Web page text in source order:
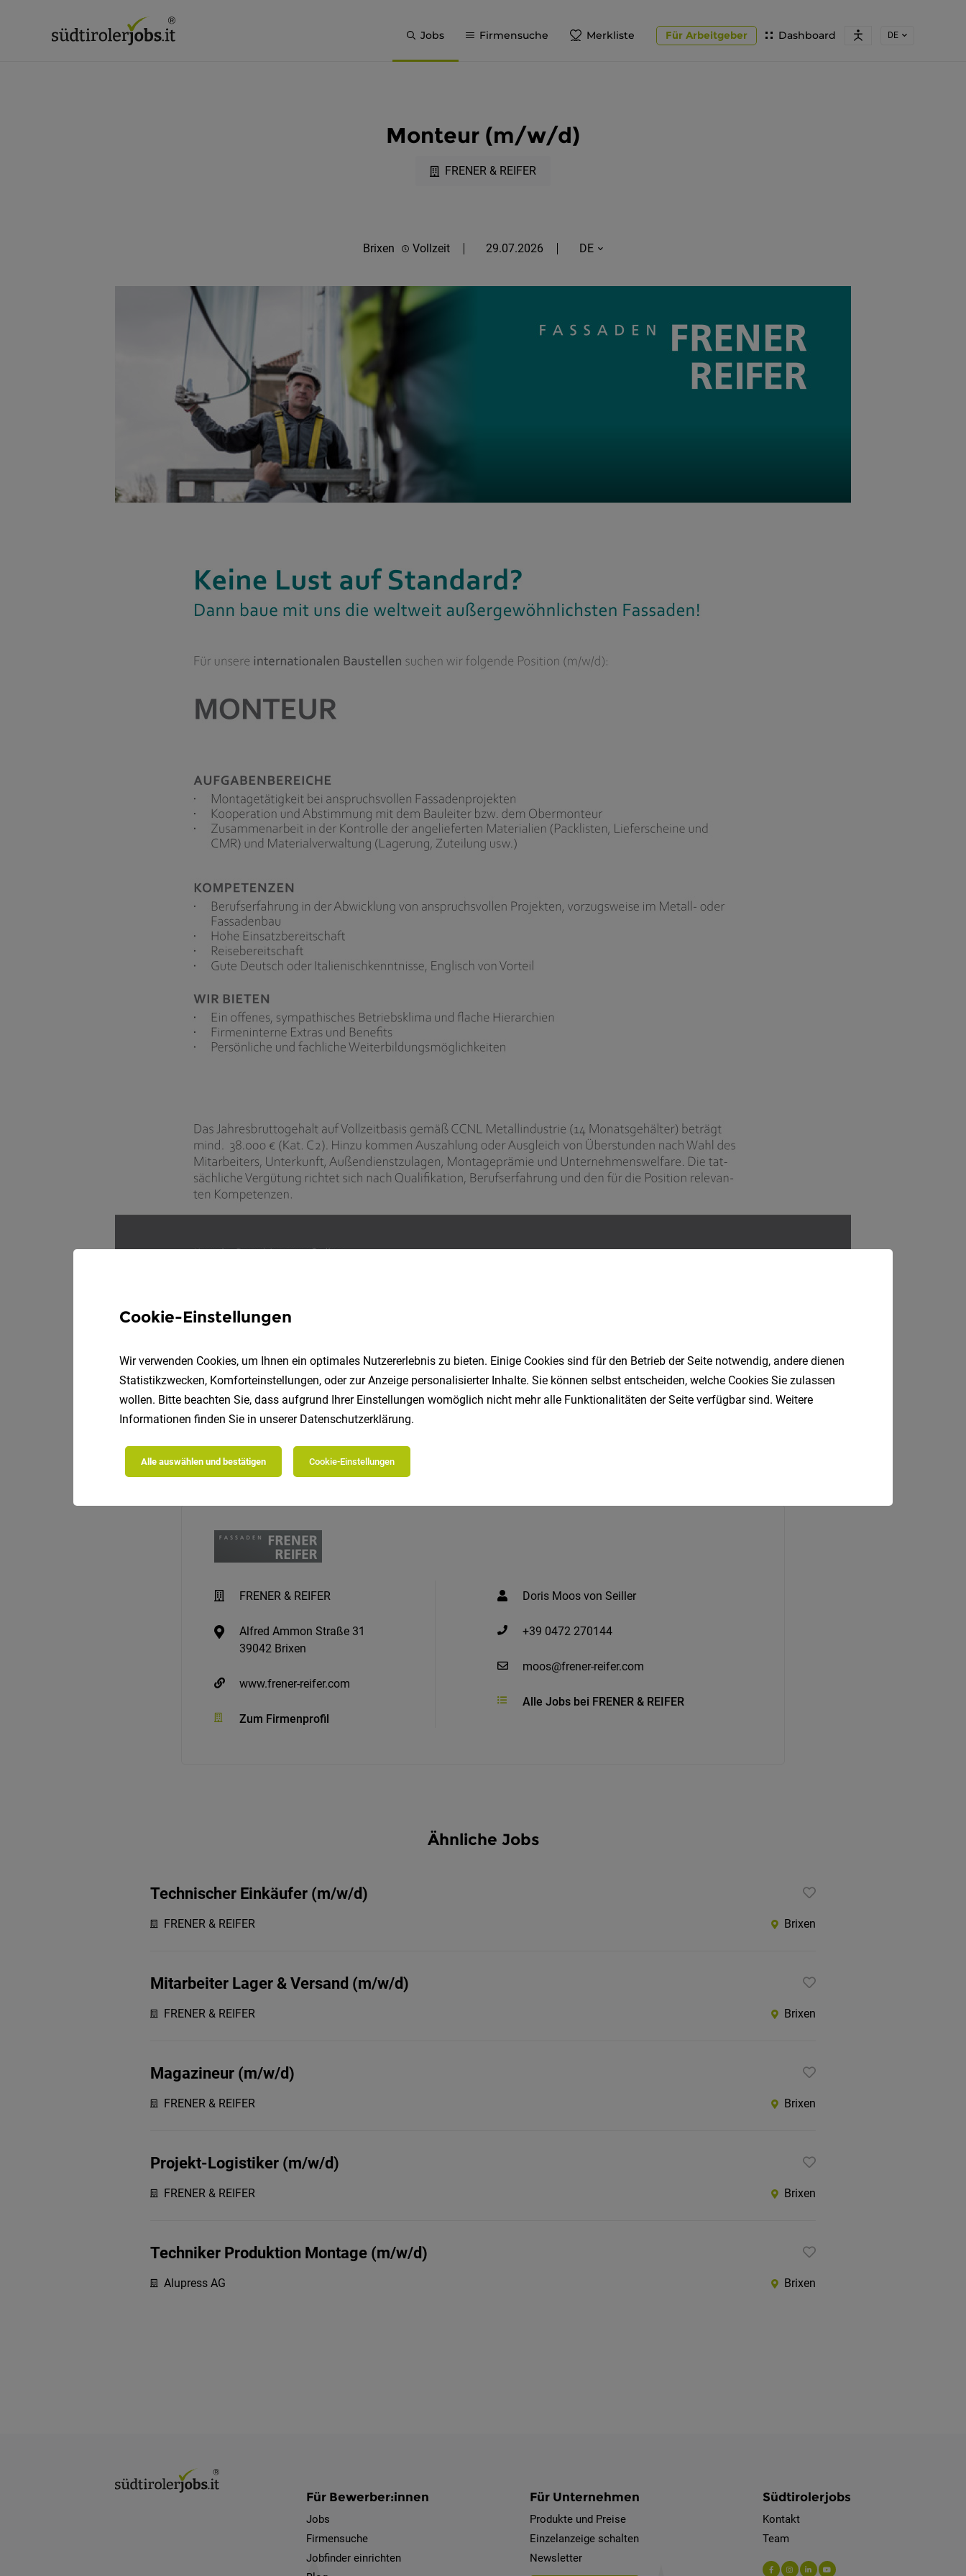
Jobs Firmensuche Merkliste Dashboard
Für Arbeitgeber DE
Monteur (m/w/d)
FRENER & REIFER
Brixen Vollzeit 29.07.2026 DE
Jetzt bewerben EASY.bewerben
FRENER & REIFER
Alfred Ammon Straße 31
39042 Brixen
www.frener-reifer.com
Zum Firmenprofil
Doris Moos von Seiller
+39 0472 270144
moos@frener-reifer.com
Alle Jobs bei FRENER & REIFER
Ähnliche Jobs
Technischer Einkäufer (m/w/d)
FRENER & REIFER Brixen
Mitarbeiter Lager & Versand (m/w/d)
FRENER & REIFER Brixen
Magazineur (m/w/d)
FRENER & REIFER Brixen
Projekt-Logistiker (m/w/d)
FRENER & REIFER Brixen
Techniker Produktion Montage (m/w/d)
Alupress AG Brixen
Für Bewerber:innen
Jobs
Firmensuche
Jobfinder einrichten
Für Unternehmen
Produkte und Preise
Einzelanzeige schalten
Newsletter
Südtirolerjobs
Kontakt
Team
Cookie-Einstellungen
Wir verwenden Cookies, um Ihnen ein optimales Nutzererlebnis zu bieten. Einige Cookies sind für den Betrieb der Seite notwendig, andere dienen
Statistikzwecken, Komforteinstellungen, oder zur Anzeige personalisierter Inhalte. Sie können selbst entscheiden, welche Cookies Sie zulassen
wollen. Bitte beachten Sie, dass aufgrund Ihrer Einstellungen womöglich nicht mehr alle Funktionalitäten der Seite verfügbar sind. Weitere
Informationen finden Sie in unserer Datenschutzerklärung.
Alle auswählen und bestätigen Cookie-Einstellungen